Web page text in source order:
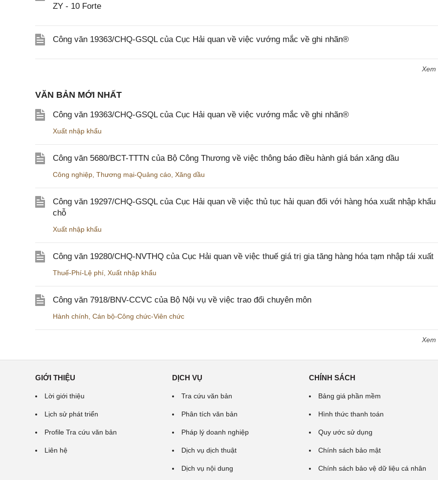
ZY - 10 Forte
Công văn 19363/CHQ-GSQL của Cục Hải quan về việc vướng mắc về ghi nhãn®
Xem
VĂN BẢN MỚI NHẤT
Công văn 19363/CHQ-GSQL của Cục Hải quan về việc vướng mắc về ghi nhãn®
Xuất nhập khẩu
Công văn 5680/BCT-TTTN của Bộ Công Thương về việc thông báo điều hành giá bán xăng dầu
Công nghiệp Thương mại-Quảng cáo Xăng dầu
Công văn 19297/CHQ-GSQL của Cục Hải quan về việc thủ tục hải quan đối với hàng hóa xuất nhập khẩu
chỗ
Xuất nhập khẩu
Công văn 19280/CHQ-NVTHQ của Cục Hải quan về việc thuế giá trị gia tăng hàng hóa tạm nhập tái xuất
Thuế-Phí-Lệ phí Xuất nhập khẩu
Công văn 7918/BNV-CCVC của Bộ Nội vụ về việc trao đổi chuyên môn
Hành chính Cán bộ-Công chức-Viên chức
Xem
GIỚI THIỆU
Lời giới thiệu
Lịch sử phát triển
Profile Tra cứu văn bản
Liên hệ
DỊCH VỤ
Tra cứu văn bản
Phân tích văn bản
Pháp lý doanh nghiệp
Dịch vụ dịch thuật
Dịch vụ nội dung
CHÍNH SÁCH
Bảng giá phần mềm
Hình thức thanh toán
Quy ước sử dụng
Chính sách bảo mật
Chính sách bảo vệ dữ liệu cá nhân